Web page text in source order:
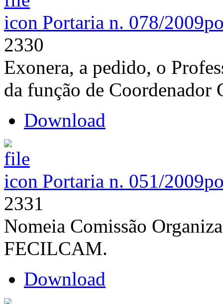
Portaria n. 078/2009
2330
Exonera, a pedido, o
da função de
Download
Portaria n. 051/2009
2331
Nomeia Comissão
FECILCAM.
Download